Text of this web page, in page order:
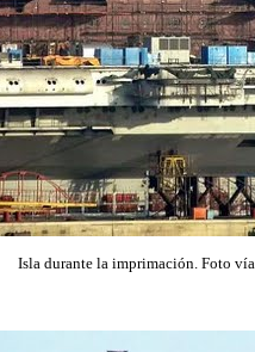
Isla durante la imprimación. Foto vía